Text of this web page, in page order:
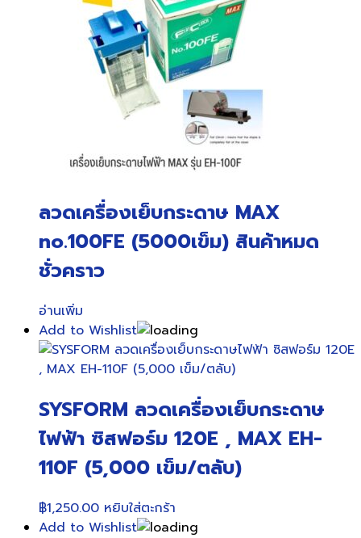
ลวดเครื่องเย็บกระดาษ MAX
no.100FE (5000เข็ม) สินค้าหมด
ชั่วคราว
อ่านเพิ่ม
Add to Wishlist
SYSFORM ลวดเครื่องเย็บกระดาษ
ไฟฟ้า ซิสฟอร์ม 120E , MAX EH-
110F (5,000 เข็ม/ตลับ)
฿1,250.00 หยิบใส่ตะกร้า
Add to Wishlist